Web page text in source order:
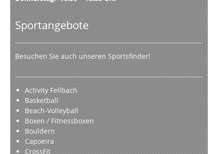
Sportangebote
Besuchen Sie auch unseren Sportsfinder!
Activity Fellbach
Basketball
Beach-Volleyball
Boxen / Fitnessboxen
Bouldern
Capoeira
CrossFit